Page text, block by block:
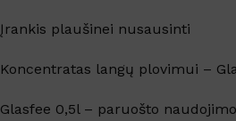
Įrankis plaušinei nusausinti
Koncentratas langų plovimui –
Glasfee 0,5l – paruošto